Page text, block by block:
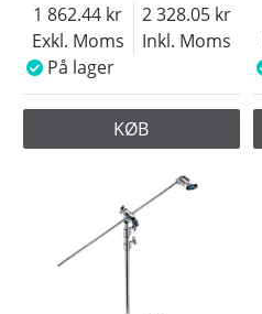
Exkl. Moms
1 862.44
Inkl. Moms
2 328.05
På lager
KØB